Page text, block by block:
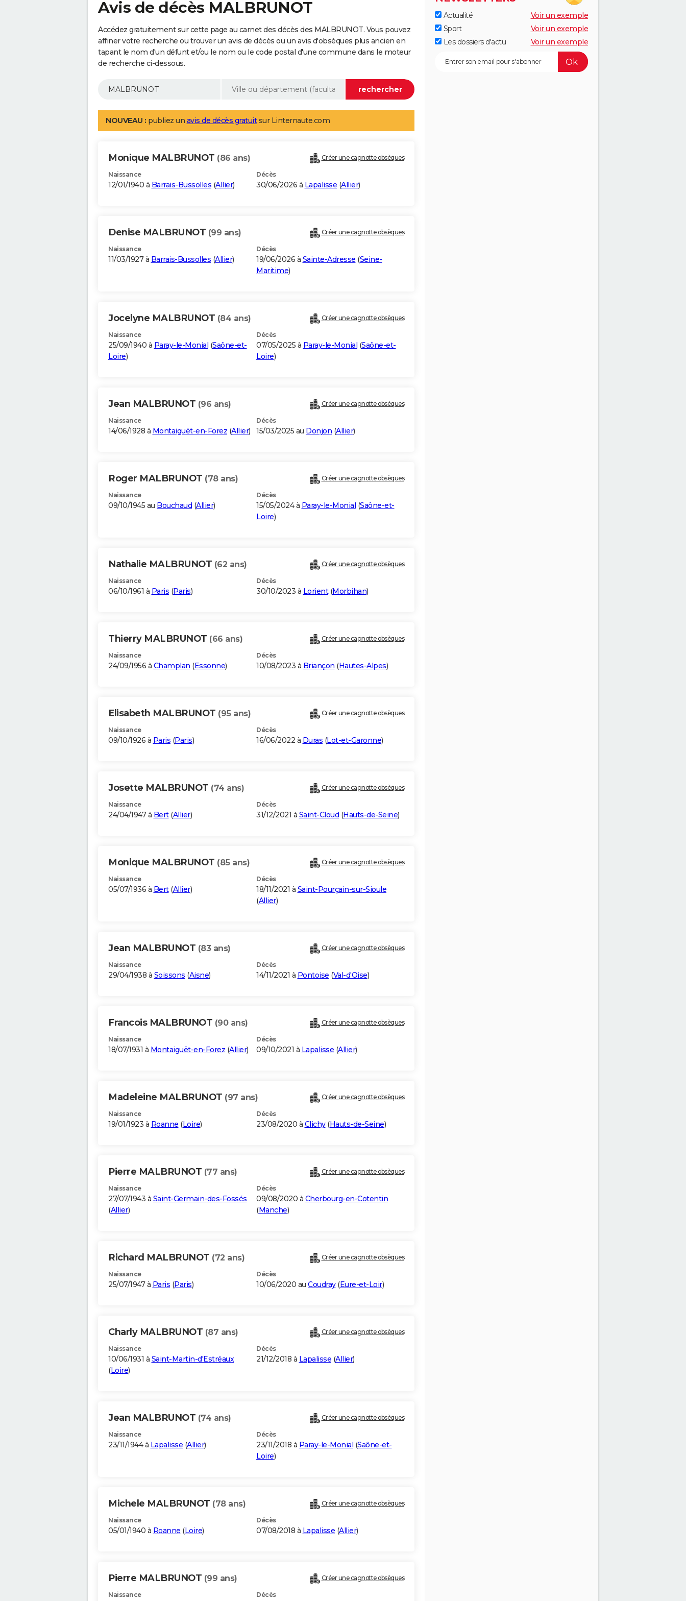
Avis de décès MALBRUNOT
Accédez gratuitement sur cette page au carnet des décès des MALBRUNOT. Vous pouvez
affiner votre recherche ou trouver un avis de décès ou un avis d'obsèques plus ancien en
tapant le nom d'un défunt et/ou le nom ou le code postal d'une commune dans le moteur
de recherche ci-dessous.
NOUVEAU : publiez un avis de décès gratuitsur Linternaute.com
Monique MALBRUNOT (86 ans) Créer une cagnotte obsèques
Naissance
12/01/1940 à Barrais-Bussolles (Allier)
Décès
30/06/2026 à Lapalisse (Allier)
Denise MALBRUNOT (99 ans) Créer une cagnotte obsèques
Naissance
11/03/1927 à Barrais-Bussolles (Allier)
Décès
19/06/2026 à Sainte-Adresse (Seine-
Maritime)
Jocelyne MALBRUNOT (84 ans) Créer une cagnotte obsèques
Naissance
25/09/1940 à Paray-le-Monial (Saône-et-
Loire)
Décès
07/05/2025 à Paray-le-Monial (Saône-et-
Loire)
Jean MALBRUNOT (96 ans) Créer une cagnotte obsèques
Naissance
14/06/1928 à Montaiguët-en-Forez (Allier)
Décès
15/03/2025 au Donjon (Allier)
Roger MALBRUNOT (78 ans) Créer une cagnotte obsèques
Naissance
09/10/1945 au Bouchaud (Allier)
Décès
15/05/2024 à Paray-le-Monial (Saône-et-
Loire)
Nathalie MALBRUNOT (62 ans) Créer une cagnotte obsèques
Naissance
06/10/1961 à Paris (Paris)
Décès
30/10/2023 à Lorient(Morbihan)
Thierry MALBRUNOT (66 ans) Créer une cagnotte obsèques
Naissance
24/09/1956 à Champlan (Essonne)
Décès
10/08/2023 à Briançon (Hautes-Alpes)
Elisabeth MALBRUNOT (95 ans) Créer une cagnotte obsèques
Naissance
09/10/1926 à Paris (Paris)
Décès
16/06/2022 à Duras (Lot-et-Garonne)
Josette MALBRUNOT (74 ans) Créer une cagnotte obsèques
Naissance
24/04/1947 à Bert(Allier)
Décès
31/12/2021 à Saint-Cloud (Hauts-de-Seine)
Monique MALBRUNOT (85 ans) Créer une cagnotte obsèques
Naissance
05/07/1936 à Bert(Allier)
Décès
18/11/2021 à Saint-Pourçain-sur-Sioule
(Allier)
Jean MALBRUNOT (83 ans) Créer une cagnotte obsèques
Naissance
29/04/1938 à Soissons (Aisne)
Décès
14/11/2021 à Pontoise (Val-d'Oise)
Francois MALBRUNOT (90 ans) Créer une cagnotte obsèques
Naissance
18/07/1931 à Montaiguët-en-Forez (Allier)
Décès
09/10/2021 à Lapalisse (Allier)
Madeleine MALBRUNOT (97 ans) Créer une cagnotte obsèques
Naissance
19/01/1923 à Roanne (Loire)
Décès
23/08/2020 à Clichy(Hauts-de-Seine)
Pierre MALBRUNOT (77 ans) Créer une cagnotte obsèques
Naissance
27/07/1943 à Saint-Germain-des-Fossés
(Allier)
Décès
09/08/2020 à Cherbourg-en-Cotentin
(Manche)
Richard MALBRUNOT (72 ans) Créer une cagnotte obsèques
Naissance
25/07/1947 à Paris (Paris)
Décès
10/06/2020 au Coudray(Eure-et-Loir)
Charly MALBRUNOT (87 ans) Créer une cagnotte obsèques
Naissance
10/06/1931 à Saint-Martin-d'Estréaux
(Loire)
Décès
21/12/2018 à Lapalisse (Allier)
Jean MALBRUNOT (74 ans) Créer une cagnotte obsèques
Naissance
23/11/1944 à Lapalisse (Allier)
Décès
23/11/2018 à Paray-le-Monial (Saône-et-
Loire)
Michele MALBRUNOT (78 ans) Créer une cagnotte obsèques
Naissance
05/01/1940 à Roanne (Loire)
Décès
07/08/2018 à Lapalisse (Allier)
Pierre MALBRUNOT (99 ans) Créer une cagnotte obsèques
Naissance Décès
Actualité
Voir un exemple
Sport
Voir un exemple
Les dossiers d'actu
Voir un exemple